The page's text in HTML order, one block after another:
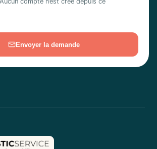
Envoyer la demande